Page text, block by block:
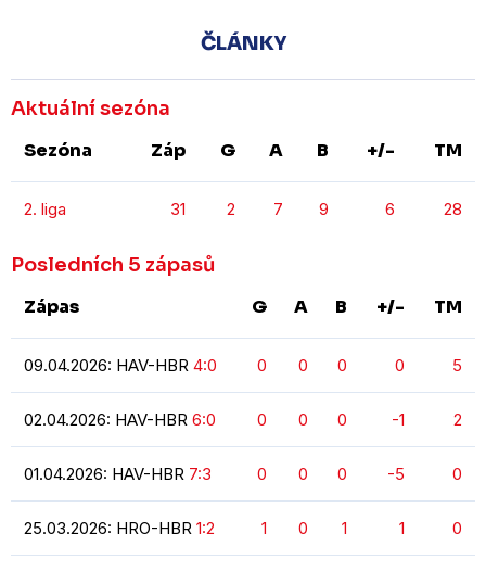
ČLÁNKY
Aktuální sezóna
Sezóna Záp G A B +/- TM
2. liga 31 2 7 9 6 28
Posledních 5 zápasů
Zápas G A B +/- TM
09.04.2026: HAV-HBR 4:0 0 0 0 0 5
02.04.2026: HAV-HBR 6:0 0 0 0 -1 2
01.04.2026: HAV-HBR 7:3 0 0 0 -5 0
25.03.2026: HRO-HBR 1:2 1 0 1 1 0